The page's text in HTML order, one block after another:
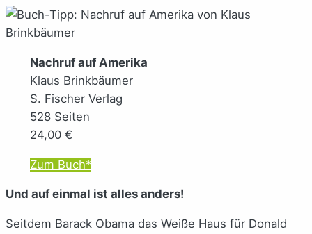
Nachruf auf Amerika
Klaus Brinkbäumer
S. Fischer Verlag
528 Seiten
24,00 €
Zum Buch*
Und auf einmal ist alles anders!
Seitdem Barack Obama das Weiße Haus für Donald